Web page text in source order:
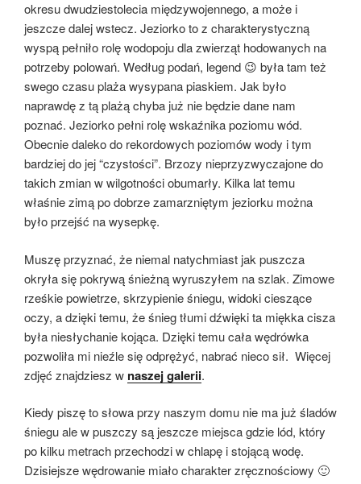
okresu dwudziestolecia międzywojennego, a może i
jeszcze dalej wstecz. Jeziorko to z charakterystyczną
wyspą pełniło rolę wodopoju dla zwierząt hodowanych na
potrzeby polowań. Według podań, legend 😉 była tam też
swego czasu plaża wysypana piaskiem. Jak było
naprawdę z tą plażą chyba już nie będzie dane nam
poznać. Jeziorko pełni rolę wskaźnika poziomu wód.
Obecnie daleko do rekordowych poziomów wody i tym
bardziej do jej “czystości”. Brzozy nieprzyzwyczajone do
takich zmian w wilgotności obumarły. Kilka lat temu
właśnie zimą po dobrze zamarzniętym jeziorku można
było przejść na wysepkę.
Muszę przyznać, że niemal natychmiast jak puszcza
okryła się pokrywą śnieżną wyruszyłem na szlak. Zimowe
rześkie powietrze, skrzypienie śniegu, widoki cieszące
oczy, a dzięki temu, że śnieg tłumi dźwięki ta miękka cisza
była niesłychanie kojąca. Dzięki temu cała wędrówka
pozwoliła mi nieźle się odprężyć, nabrać nieco sił. Więcej
zdjęć znajdziesz w naszej galerii.
Kiedy piszę to słowa przy naszym domu nie ma już śladów
śniegu ale w puszczy są jeszcze miejsca gdzie lód, który
po kilku metrach przechodzi w chlapę i stojącą wodę.
Dzisiejsze wędrowanie miało charakter zręcznościowy 🙂